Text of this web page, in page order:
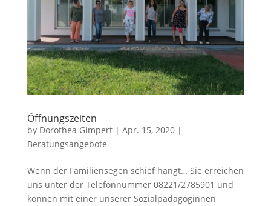
Öffnungszeiten
by Dorothea Gimpert| Apr. 15, 2020|
Beratungsangebote
Wenn der Familiensegen schief hängt… Sie erreichen
uns unter der Telefonnummer 08221/2785901 und
können mit einer unserer Sozialpädagoginnen